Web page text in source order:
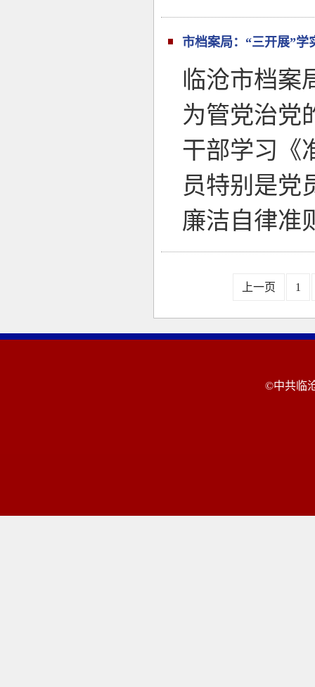
市档案局：“三开展”学
临沧市档案
为管党治党
干部学习《
员特别是党
廉洁自律准
上一页 1
©中共临